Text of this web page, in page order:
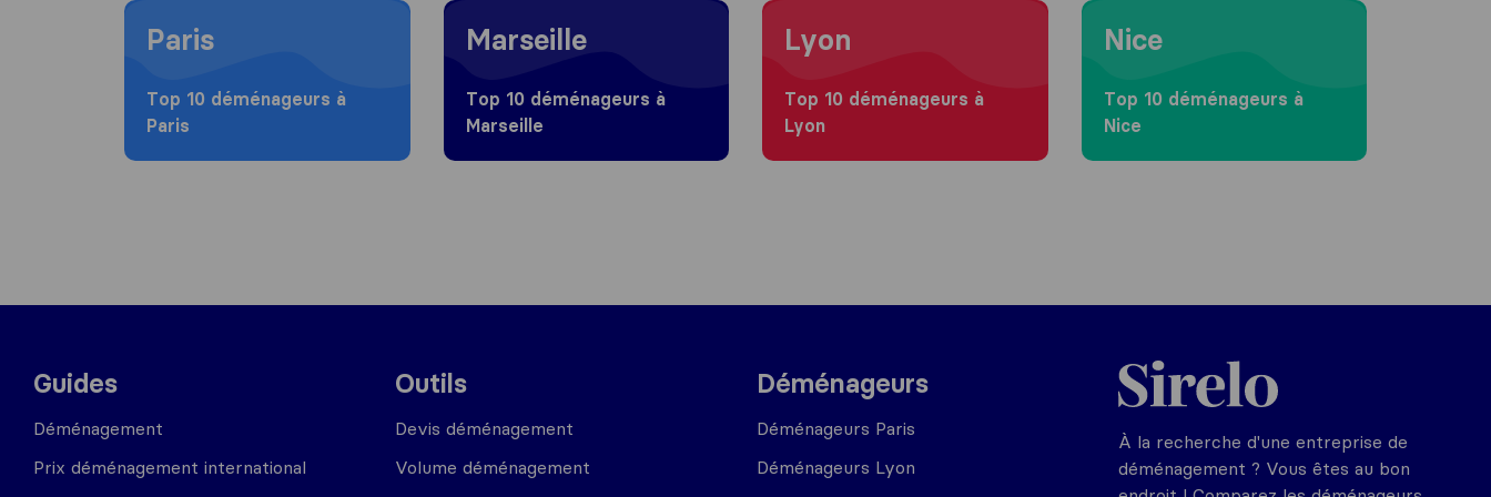
Moving to Paris
Paris
Top 10 déménageurs à
Paris
Moving to Marseille
Marseille
Top 10 déménageurs à
Marseille
Moving to Lyon
Lyon
Top 10 déménageurs à
Lyon
Moving to Nice
Nice
Top 10 déménageurs à
Nice
Guides
Déménagement
Prix déménagement international
Outils
Devis déménagement
Volume déménagement
Déménageurs
Déménageurs Paris
Déménageurs Lyon
Sirelo.fr
À la recherche d'une entreprise de
déménagement ? Vous êtes au bon